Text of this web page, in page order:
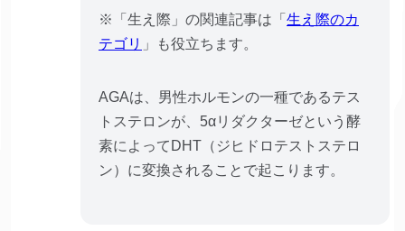
※「生え際」の関連記事は「 生え際のカ
テゴリ 」も役立ちます。
AGAは、男性ホルモンの一種であるテス
トステロンが、5αリダクターゼという酵
素によってDHT（ジヒドロテストステロ
ン）に変換されることで起こります。